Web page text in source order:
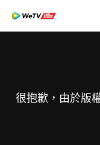
很抱歉，由於版